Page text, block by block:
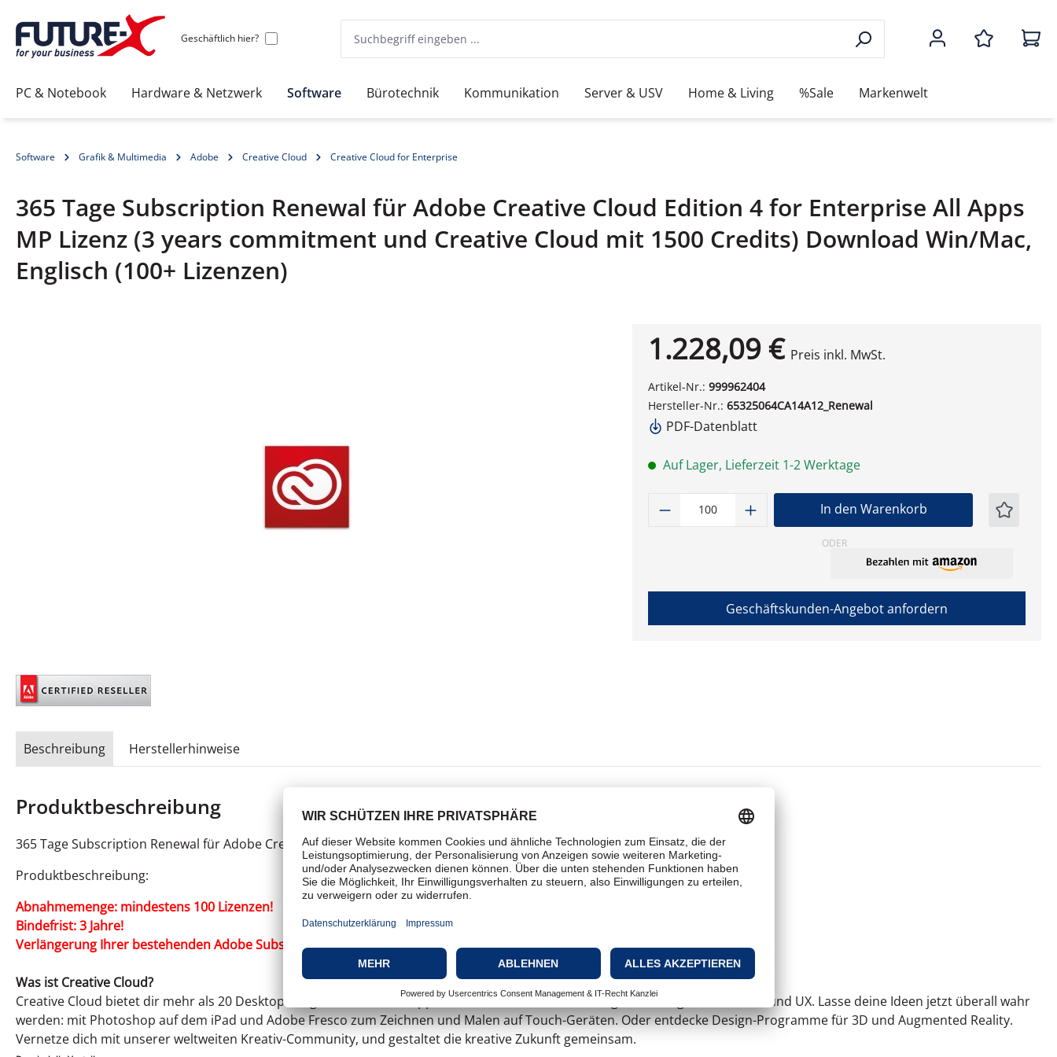
Geschäftlich hier?
PC & Notebook Hardware & Netzwerk Software Bürotechnik Kommunikation Server & USV Home & Living %Sale Markenwelt
Software Grafik & Multimedia Adobe Creative Cloud Creative Cloud for Enterprise
365 Tage Subscription Renewal für Adobe Creative Cloud Edition 4 for Enterprise All Apps
MP Lizenz (3 years commitment und Creative Cloud mit 1500 Credits) Download Win/Mac,
Englisch (100+ Lizenzen)
1.228,09 € Preis inkl. MwSt.
Artikel-Nr.: 999962404
Hersteller-Nr.: 65325064CA14A12_Renewal
PDF-Datenblatt
Auf Lager, Lieferzeit 1-2 Werktage
Produkt Anzahl: Gib den gewünschten Wert
In den Warenkorb
ODER
Geschäftskunden-Angebot anfordern
Beschreibung Herstellerhinweise
Produktbeschreibung
365 Tage Subscription Renewal für Adobe Creative Cloud for Enterprise All Apps
Produktbeschreibung:
Abnahmemenge: mindestens 100 Lizenzen!
Bindefrist: 3 Jahre!
Verlängerung Ihrer bestehenden Adobe Subscription, um 365 Tage!
Was ist Creative Cloud?
Creative Cloud bietet dir mehr als 20 Desktop-Programme, Mobile Apps und Online-Services für Fotografie, Design, Video, Web und UX. Lasse deine Ideen jetzt überall wahr
werden: mit Photoshop auf dem iPad und Adobe Fresco zum Zeichnen und Malen auf Touch-Geräten. Oder entdecke Design-Programme für 3D und Augmented Reality.
Vernetze dich mit unserer weltweiten Kreativ-Community, und gestaltet die kreative Zukunft gemeinsam.